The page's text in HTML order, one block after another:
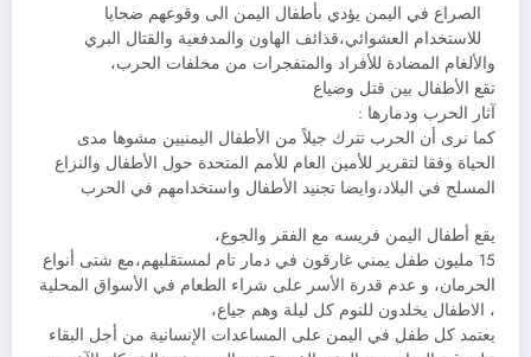
الصراع في اليمن يؤدي بأطفال اليمن الى وقوعهم ضحايا
للاستخدام العشوائي،قذائف الهاون والمدفعية والقتال البري
والألغام المضادة للأفراد والمتفجرات من مخلفات الحرب،
تقع الأطفال بين قتل وضياع
آثار الحرب ودمارها :
كما نرى أن الحرب تترك جيلاً من الأطفال اليمنيين مشوها مدى
الحياة وفقا لتقرير للأمين العام للأمم المتحدة حول الأطفال والنزاع
المسلح في البلاد،وايضا تجنيد الأطفال واستخدامهم في الحرب
يقع أطفال اليمن فريسه مع الفقر والجوع،
15 مليون طفل يمني غارقون في دمار تام لمستقلبهم،مع شتى أنواع
الحرمان، و عدم قدرة الأسر على شراء الطعام في الأسواق المحلية
، الاطفال يخلدون للنوم كل ليلة وهم جياع،
يعتمد كل طفل في اليمن على المساعدات الإنسانية من أجل البقاء